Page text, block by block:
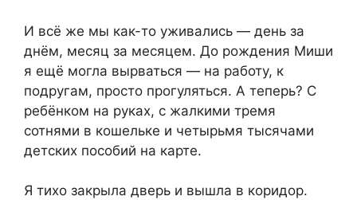
И всё же мы как-то уживались — день за
днём, месяц за месяцем. До рождения Миши
я ещё могла вырваться — на работу, к
подругам, просто прогуляться. А теперь? С
ребёнком на руках, с жалкими тремя
сотнями в кошельке и четырьмя тысячами
детских пособий на карте.
Я тихо закрыла дверь и вышла в коридор.